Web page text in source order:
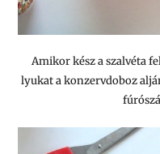
Amikor kész a szalvéta
lyukat a konzervdoboz